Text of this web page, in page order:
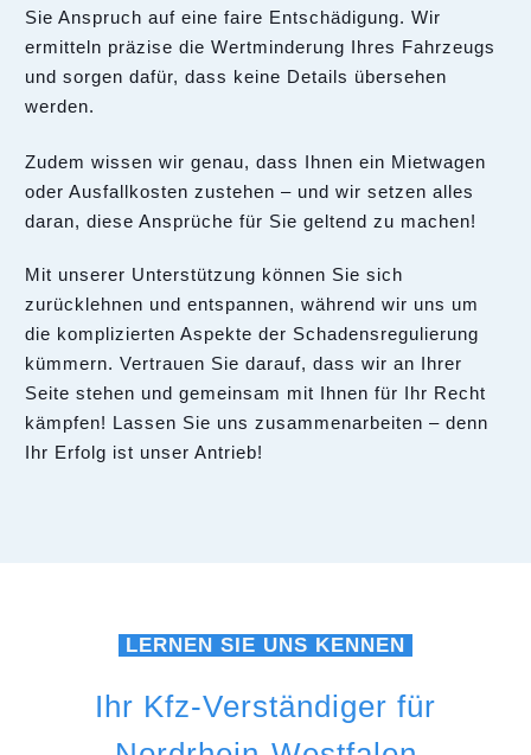
Sie Anspruch auf eine faire Entschädigung. Wir
ermitteln präzise die Wertminderung Ihres Fahrzeugs
und sorgen dafür, dass keine Details übersehen
werden.
Zudem wissen wir genau, dass Ihnen ein Mietwagen
oder Ausfallkosten zustehen – und wir setzen alles
daran, diese Ansprüche für Sie geltend zu machen!
Mit unserer Unterstützung können Sie sich
zurücklehnen und entspannen, während wir uns um
die komplizierten Aspekte der Schadensregulierung
kümmern. Vertrauen Sie darauf, dass wir an Ihrer
Seite stehen und gemeinsam mit Ihnen für Ihr Recht
kämpfen! Lassen Sie uns zusammenarbeiten – denn
Ihr Erfolg ist unser Antrieb!
LERNEN SIE UNS KENNEN
Ihr Kfz-Verständiger für